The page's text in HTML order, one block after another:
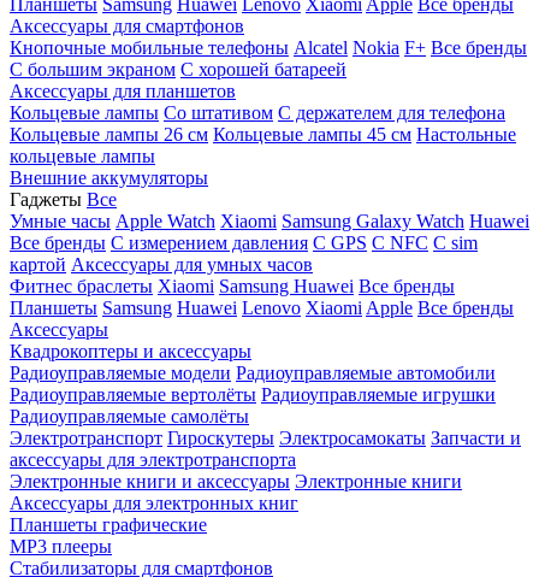
Планшеты Samsung Huawei Lenovo Xiaomi Apple Все бренды
Аксессуары для смартфонов
Кнопочные мобильные телефоны Alcatel Nokia F+ Все бренды
С большим экраном С хорошей батареей
Аксессуары для планшетов
Кольцевые лампы Со штативом C держателем для телефона
Кольцевые лампы 26 см Кольцевые лампы 45 см Настольные
кольцевые лампы
Внешние аккумуляторы
Гаджеты Все
Умные часы Apple Watch Xiaomi Samsung Galaxy Watch Huawei
Все бренды C измерением давления C GPS C NFC C sim
картой Аксессуары для умных часов
Фитнес браслеты Xiaomi Samsung Huawei Все бренды
Планшеты Samsung Huawei Lenovo Xiaomi Apple Все бренды
Аксессуары
Квадрокоптеры и аксессуары
Радиоуправляемые модели Радиоуправляемые автомобили
Радиоуправляемые вертолёты Радиоуправляемые игрушки
Радиоуправляемые самолёты
Электротранспорт Гироскутеры Электросамокаты Запчасти и
аксессуары для электротранспорта
Электронные книги и аксессуары Электронные книги
Аксессуары для электронных книг
Планшеты графические
MP3 плееры
Стабилизаторы для смартфонов